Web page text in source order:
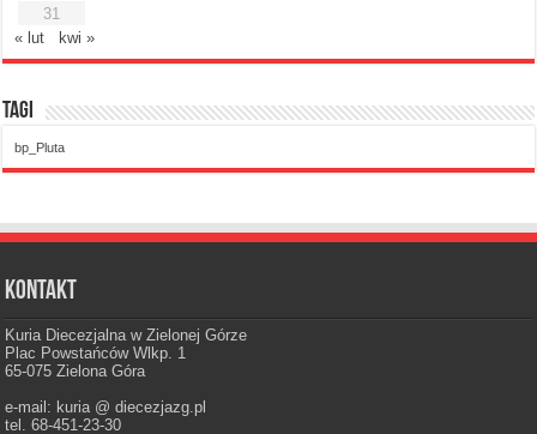
31
« lut
kwi »
Tagi
bp_Pluta
Kontakt
Kuria Diecezjalna w Zielonej Górze
Plac Powstańców Wlkp. 1
65-075 Zielona Góra
e-mail: kuria @ diecezjazg.pl
tel. 68-451-23-30